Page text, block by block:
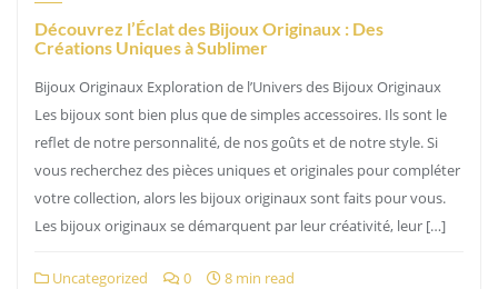
Découvrez l’Éclat des Bijoux Originaux : Des
Créations Uniques à Sublimer
Bijoux Originaux Exploration de l’Univers des Bijoux Originaux
Les bijoux sont bien plus que de simples accessoires. Ils sont le
reflet de notre personnalité, de nos goûts et de notre style. Si
vous recherchez des pièces uniques et originales pour compléter
votre collection, alors les bijoux originaux sont faits pour vous.
Les bijoux originaux se démarquent par leur créativité, leur […]
Uncategorized 0 8 min read